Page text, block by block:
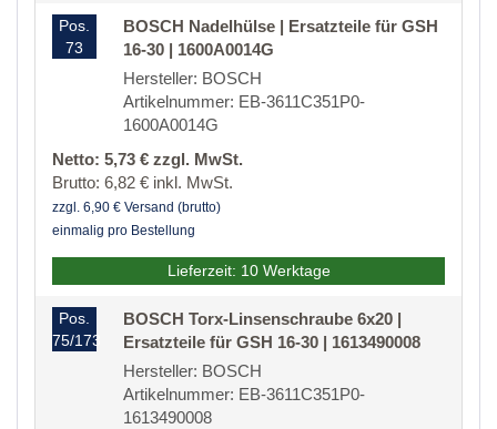
Pos.
73
BOSCH Nadelhülse | Ersatzteile für GSH
16-30 | 1600A0014G
Hersteller: BOSCH
Artikelnummer: EB-3611C351P0-
1600A0014G
Netto: 5,73 € zzgl. MwSt.
Brutto: 6,82 € inkl. MwSt.
zzgl. 6,90 € Versand (brutto)
einmalig pro Bestellung
Lieferzeit: 10 Werktage
Pos.
75/173
BOSCH Torx-Linsenschraube 6x20 |
Ersatzteile für GSH 16-30 | 1613490008
Hersteller: BOSCH
Artikelnummer: EB-3611C351P0-
1613490008